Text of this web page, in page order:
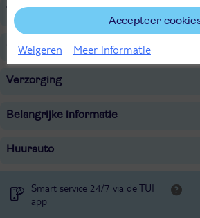
Voor de kinderen
Overige informatie
Verzorging
Belangrijke informatie
Huurauto
Smart service 24/7 via de TUI
app
Accepteer
Weigeren Meer informatie